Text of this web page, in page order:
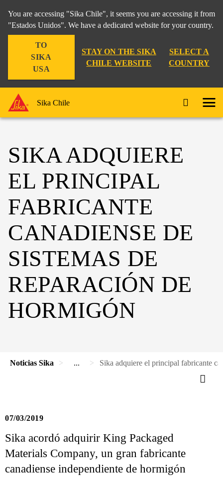
You are accessing "Sika Chile", it seems you are accessing it from
"Estados Unidos". We have a dedicated website for your country.
TO
SIKA
USA
STAY ON THE SIKA
CHILE WEBSITE
SELECT A
COUNTRY
Sika Chile
SIKA ADQUIERE
EL PRINCIPAL
FABRICANTE
CANADIENSE DE
SISTEMAS DE
REPARACIÓN DE
HORMIGÓN
Noticias Sika ... Sika adquiere el principal fabricante
07/03/2019
Sika acordó adquirir King Packaged
Materials Company, un gran fabricante
canadiense independiente de hormigón